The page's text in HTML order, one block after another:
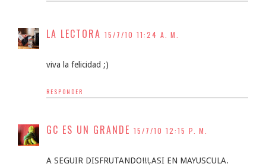
LA LECTORA 15/7/10 11:24 A. M.
viva la felicidad ;)
RESPONDER
GC ES UN GRANDE 15/7/10 12:15 P. M.
A SEGUIR DISFRUTANDO!!!,ASI EN MAYUSCULA.